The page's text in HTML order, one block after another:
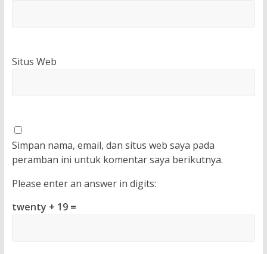
Situs Web
Simpan nama, email, dan situs web saya pada
peramban ini untuk komentar saya berikutnya.
Please enter an answer in digits:
twenty + 19 =